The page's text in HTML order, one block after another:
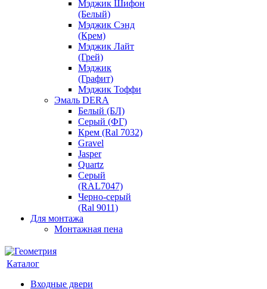
Мэджик Шифон
(Белый)
Мэджик Сэнд
(Крем)
Мэджик Лайт
(Грей)
Мэджик
(Графит)
Мэджик Тоффи
Эмаль DERA
Белый (БЛ)
Серый (ФГ)
Крем (Ral 7032)
Gravel
Jasper
Quartz
Серый
(RAL7047)
Черно-серый
(Ral 9011)
Для монтажа
Монтажная пена
Каталог
Входные двери